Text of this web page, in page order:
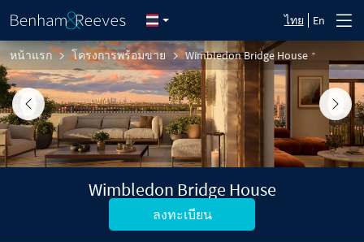
ไทย En
Previous Next
หน้าแรก โครงการพร้อมขาย Wimbledon Bridge House
Wimbledon Bridge House
ลงทะเบียน